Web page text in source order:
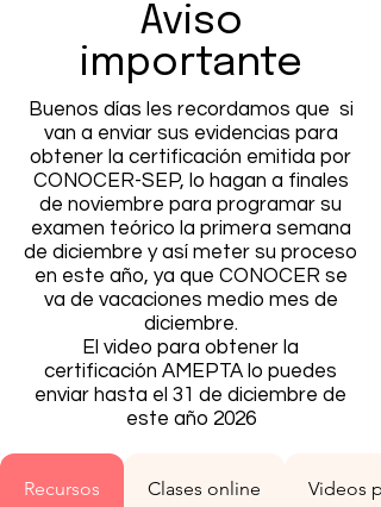
Aviso
importante
Buenos días les recordamos que si
van a enviar sus evidencias para
obtener la certificación emitida por
CONOCER-SEP, lo hagan a finales
de noviembre para programar su
examen teórico la primera semana
de diciembre y así meter su proceso
en este año, ya que CONOCER se
va de vacaciones medio mes de
diciembre.
El video para obtener la
certificación AMEPTA lo puedes
enviar hasta el 31 de diciembre de
este año 2026
Recursos Clases online Videos